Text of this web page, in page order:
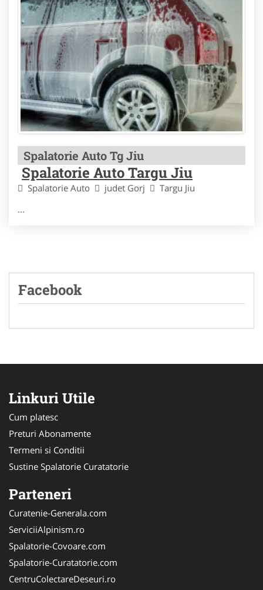
Spalatorie Auto Tg Jiu
Spalatorie Auto Targu Jiu
Spalatorie Auto judet Gorj
Targu Jiu
...
Facebook
Linkuri Utile
Cum platesc
Preturi Abonamente
Termeni si Conditii
Sustine Spalatorie Curatatorie
Parteneri
Curatenie-Generala.com
ServiciiAlpinism.ro
Spalatorie-Covoare.com
Spalatorie-Curatatorie.com
CentruColectareDeseuri.ro